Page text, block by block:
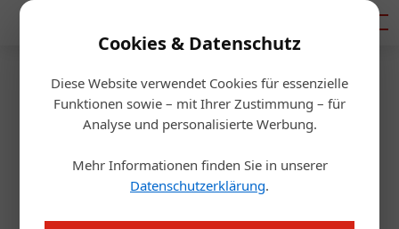
Cookies & Datenschutz
Diese Website verwendet Cookies für essenzielle
Funktionen sowie – mit Ihrer Zustimmung – für
Analyse und personalisierte Werbung.
Mehr Informationen finden Sie in unserer
Datenschutzerklärung.
Startseite/Tourismusbranche
Inklusiver Bergsport in
Schladming-Dachstein